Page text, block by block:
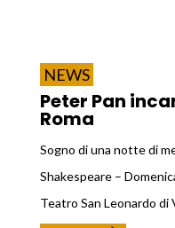
NEWS
Peter Pan
Roma
Sogno di una notte di
Shakespeare –
Teatro San Leonardo di